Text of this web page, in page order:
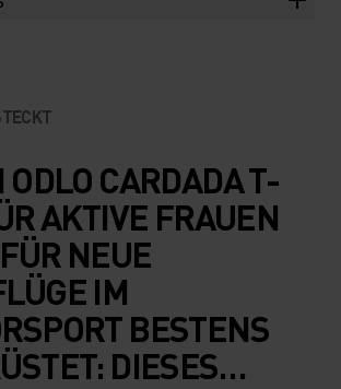
ODLO CARDADA T-
AKTIVE FRAUEN
NEUE
IM
BESTENS
DIESES